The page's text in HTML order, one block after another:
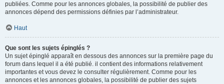
publiées. Comme pour les annonces globales, la possibilité de publier des
annonces dépend des permissions définies par l’administrateur.
Haut
Que sont les sujets épinglés ?
Un sujet épinglé apparaît en dessous des annonces sur la première page du
forum dans lequel il a été publié. il contient des informations relativement
importantes et vous devez le consulter régulièrement. Comme pour les
annonces et les annonces globales, la possibilité de publier des sujets